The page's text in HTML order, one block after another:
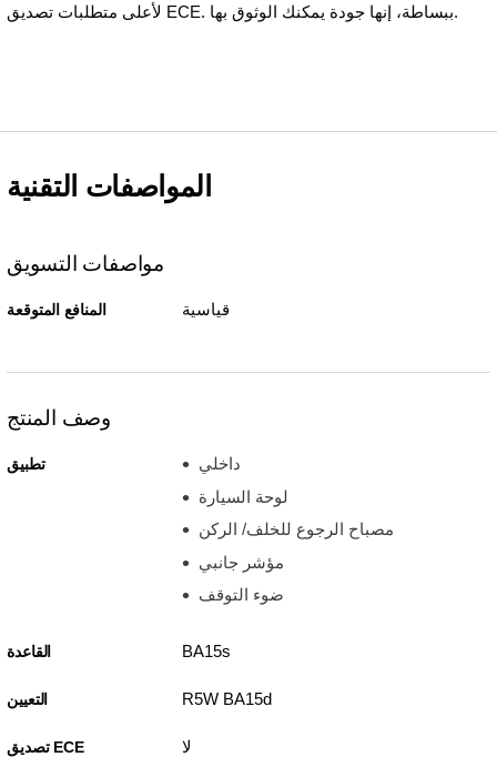
لأعلى متطلبات تصديق ECE. ببساطة، إنها جودة يمكنك الوثوق بها.
المواصفات التقنية
مواصفات التسويق
المنافع المتوقعة قياسية
وصف المنتج
تطبيق
داخلي
لوحة السيارة
مصباح الرجوع للخلف/ الركن
مؤشر جانبي
ضوء التوقف
القاعدة BA15s
التعيين R5W BA15d
تصديق ECE لا